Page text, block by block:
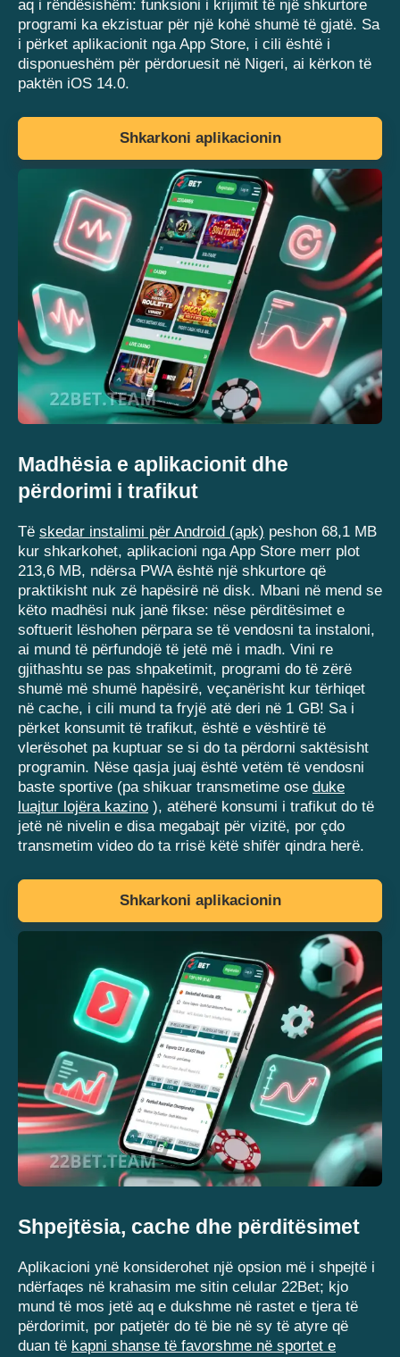
aq i rëndësishëm: funksioni i krijimit të një shkurtore
programi ka ekzistuar për një kohë shumë të gjatë. Sa
i përket aplikacionit nga App Store, i cili është i
disponueshëm për përdoruesit në Nigeri, ai kërkon të
paktën iOS 14.0.
Shkarkoni aplikacionin
Madhësia e aplikacionit dhe
përdorimi i trafikut
Të skedar instalimi për Android (apk) peshon 68,1 MB
kur shkarkohet, aplikacioni nga App Store merr plot
213,6 MB, ndërsa PWA është një shkurtore që
praktikisht nuk zë hapësirë ​​në disk. Mbani në mend se
këto madhësi nuk janë fikse: nëse përditësimet e
softuerit lëshohen përpara se të vendosni ta instaloni,
ai mund të përfundojë të jetë më i madh. Vini re
gjithashtu se pas shpaketimit, programi do të zërë
shumë më shumë hapësirë, veçanërisht kur tërhiqet
në cache, i cili mund ta fryjë atë deri në 1 GB! Sa i
përket konsumit të trafikut, është e vështirë të
vlerësohet pa kuptuar se si do ta përdorni saktësisht
programin. Nëse qasja juaj është vetëm të vendosni
baste sportive (pa shikuar transmetime ose duke
luajtur lojëra kazino ), atëherë konsumi i trafikut do të
jetë në nivelin e disa megabajt për vizitë, por çdo
transmetim video do ta rrisë këtë shifër qindra herë.
Shkarkoni aplikacionin
Shpejtësia, cache dhe përditësimet
Aplikacioni ynë konsiderohet një opsion më i shpejtë i
ndërfaqes në krahasim me sitin celular 22Bet; kjo
mund të mos jetë aq e dukshme në rastet e tjera të
përdorimit, por patjetër do të bie në sy të atyre që
duan të kapni shanse të favorshme në sportet e